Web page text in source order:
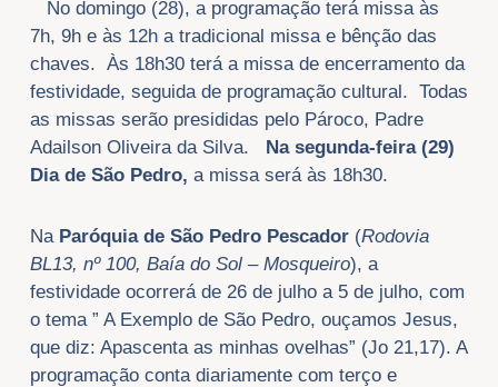
No domingo (28), a programação terá missa às
7h, 9h e às 12h a tradicional missa e bênção das
chaves. Às 18h30 terá a missa de encerramento da
festividade, seguida de programação cultural. Todas
as missas serão presididas pelo Pároco, Padre
Adailson Oliveira da Silva. Na segunda-feira (29)
Dia de São Pedro, a missa será às 18h30.
Na Paróquia de São Pedro Pescador(Rodovia
BL13, nº 100, Baía do Sol – Mosqueiro), a
festividade ocorrerá de 26 de julho a 5 de julho, com
o tema ” A Exemplo de São Pedro, ouçamos Jesus,
que diz: Apascenta as minhas ovelhas” (Jo 21,17). A
programação conta diariamente com terço e